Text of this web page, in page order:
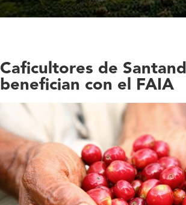
Caficultores de
benefician con el FAIA